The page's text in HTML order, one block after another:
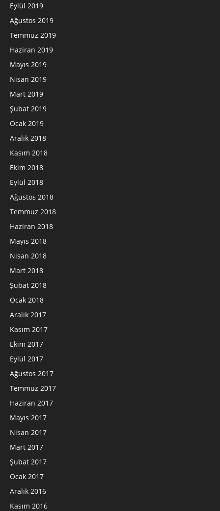
Eylül 2019
Ağustos 2019
Temmuz 2019
Haziran 2019
Mayıs 2019
Nisan 2019
Mart 2019
Şubat 2019
Ocak 2019
Aralık 2018
Kasım 2018
Ekim 2018
Eylül 2018
Ağustos 2018
Temmuz 2018
Haziran 2018
Mayıs 2018
Nisan 2018
Mart 2018
Şubat 2018
Ocak 2018
Aralık 2017
Kasım 2017
Ekim 2017
Eylül 2017
Ağustos 2017
Temmuz 2017
Haziran 2017
Mayıs 2017
Nisan 2017
Mart 2017
Şubat 2017
Ocak 2017
Aralık 2016
Kasım 2016